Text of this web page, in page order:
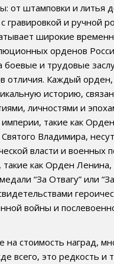
от штамповки и литья
гравировкой и ручной
широкие
орденов
боевые и трудовые
отличия. Каждый
историю,
личностями и
такие как
Владимира,
власти и военных
такие как Орден
“За Отвагу” или
войны и
стоимость наград,
всего, это редкость и